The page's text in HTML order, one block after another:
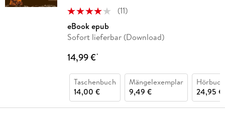
(11)
eBook epub
Sofort lieferbar (Download)
14,99 €*
Taschenbuch
14,00 €
Mängelexemplar
9,49 €
24,95 €